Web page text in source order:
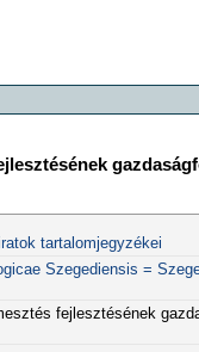
tartalomjegyzékei
Szegediensis =
fejlesztésének